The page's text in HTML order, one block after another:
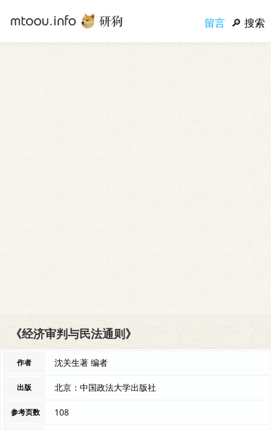
留言 搜索
《经济审判与民法通则》
作者 沈关生著 编者
出版 北京：中国政法大学出版社
参考页数 108